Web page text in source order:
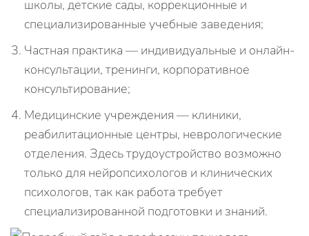
школы, детские сады, коррекционные и
специализированные учебные заведения;
Частная практика — индивидуальные и онлайн-
консультации, тренинги, корпоративное
консультирование;
Медицинские учреждения — клиники,
реабилитационные центры, неврологические
отделения. Здесь трудоустройство возможно
только для нейропсихологов и клинических
психологов, так как работа требует
специализированной подготовки и знаний.